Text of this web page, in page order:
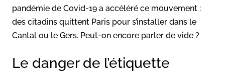
pandémie de Covid-19 a accéléré ce mouvement :
des citadins quittent Paris pour s’installer dans le
Cantal ou le Gers. Peut-on encore parler de vide ?
Le danger de l’étiquette